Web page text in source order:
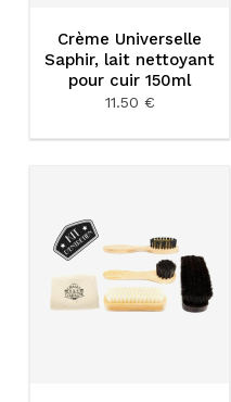
Crème Universelle
Saphir, lait nettoyant
pour cuir 150ml
11.50 €